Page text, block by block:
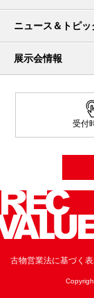
ニュース＆トピッ
展示会情報
受付
古物営業法に基づく